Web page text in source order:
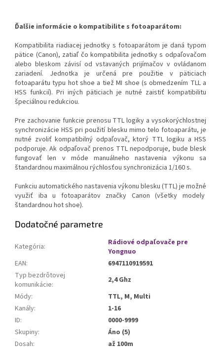
Ďalšie informácie o kompatibilite s fotoaparátom:
Kompatibilita riadiacej jednotky s fotoaparátom je daná typom
pätice (Canon), zatiaľ čo kompatibilita jednotky s odpaľovačom
alebo bleskom závisí od vstavaných prijímačov v ovládanom
zariadení. Jednotka je určená pre použitie v päticiach
fotoaparátu typu hot shoe a tiež MI shoe (s obmedzením TLL a
HSS funkcií). Pri iných päticiach je nutné zaistiť kompatibilitu
špeciálnou redukciou.
Pre zachovanie funkcie prenosu TTL logiky a vysokorýchlostnej
synchronizácie HSS pri použití blesku mimo telo fotoaparátu, je
nutné zvoliť kompatibilný odpaľovač, ktorý TTL logiku a HSS
podporuje. Ak odpaľovač prenos TTL nepodporuje, bude blesk
fungovať len v móde manuálneho nastavenia výkonu sa
štandardnou maximálnou rýchlosťou synchronizácia 1/160 s.
Funkciu automatického nastavenia výkonu blesku (TTL) je možné
využiť iba u fotoaparátov značky Canon (všetky modely
štandardnou hot shoe).
Dodatočné parametre
Kategória:
Rádiové odpaľovače pre
Yongnuo
EAN:
6947110919591
Typ bezdrôtovej
komunikácie:
2,4 Ghz
Módy:
TTL, M, Multi
Kanály:
1-16
ID:
0000-9999
Skupiny:
Áno (5)
Dosah: až 100m